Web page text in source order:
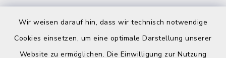
Wir weisen darauf hin, dass wir technisch notwendige
Cookies einsetzen, um eine optimale Darstellung unserer
Website zu ermöglichen. Die Einwilligung zur Nutzung